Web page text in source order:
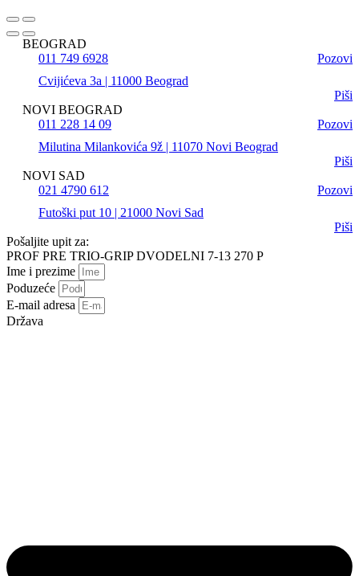
BEOGRAD
011 749 6928
Pozovi
Cvijićeva 3a | 11000 Beograd
Piši
NOVI BEOGRAD
011 228 14 09
Pozovi
Milutina Milankovića 9ž | 11070 Novi Beograd
Piši
NOVI SAD
021 4790 612
Pozovi
Futoški put 10 | 21000 Novi Sad
Piši
Pošaljite upit za:
PROF PRE TRIO-GRIP DVODELNI 7-13 270 P
Ime i prezime
Poduzeće
E-mail adresa
Država